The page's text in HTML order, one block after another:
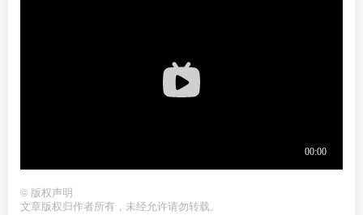
© 版权声明
文章版权归作者所有，未经允许请勿转载。